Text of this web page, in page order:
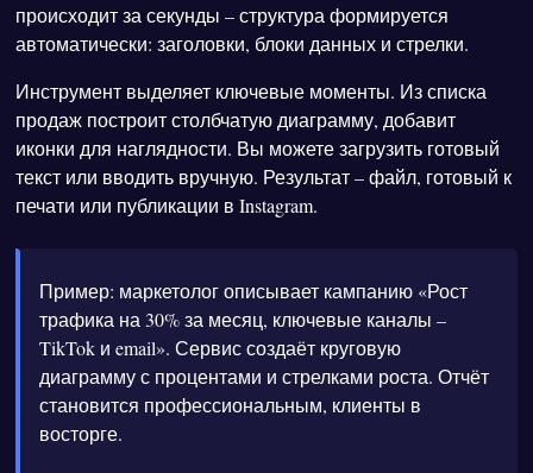
происходит за секунды – структура формируется
автоматически: заголовки, блоки данных и стрелки.
Инструмент выделяет ключевые моменты. Из списка
продаж построит столбчатую диаграмму, добавит
иконки для наглядности. Вы можете загрузить готовый
текст или вводить вручную. Результат – файл, готовый к
печати или публикации в Instagram.
Пример: маркетолог описывает кампанию «Рост
трафика на 30% за месяц, ключевые каналы –
TikTok и email». Сервис создаёт круговую
диаграмму с процентами и стрелками роста. Отчёт
становится профессиональным, клиенты в
восторге.